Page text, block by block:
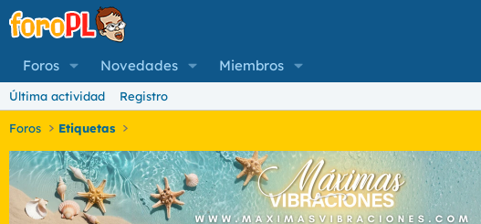
Foros Novedades Miembros
Última actividad Registro
Foros Etiquetas